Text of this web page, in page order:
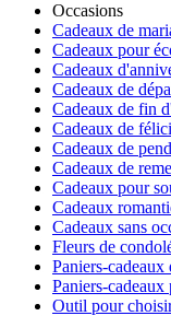
Occasions
Cadeaux de
Cadeaux pour
Cadeaux
Cadeaux de
Cadeaux de fin
Cadeaux de
Cadeaux de
Cadeaux de
Cadeaux pour
Cadeaux
Cadeaux sans
Fleurs de
Paniers-cadeaux
Paniers-cadeaux
Outil pour